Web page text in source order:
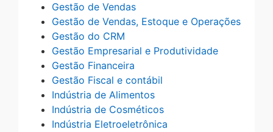
Gestão de Vendas
Gestão de Vendas, Estoque e Operações
Gestão do CRM
Gestão Empresarial e Produtividade
Gestão Financeira
Gestão Fiscal e contábil
Indústria de Alimentos
Indústria de Cosméticos
Indústria Eletroeletrônica